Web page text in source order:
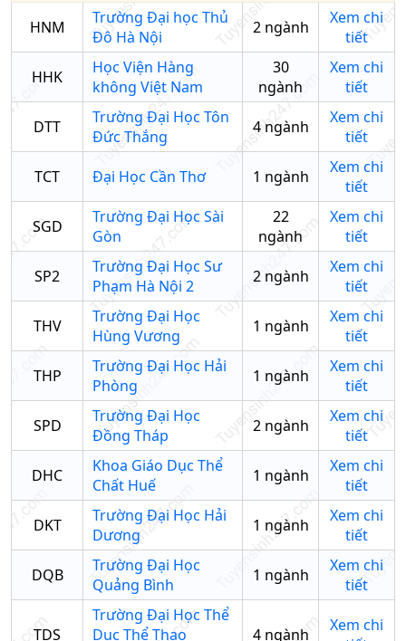
HNM
Trường Đại học Thủ
Đô Hà Nội
2ngành
Xem chi
tiết
HHK
Học Viện Hàng
không Việt Nam
30
ngành
Xem chi
tiết
DTT
Trường Đại Học Tôn
Đức Thắng
4ngành
Xem chi
tiết
TCT
Đại Học Cần Thơ 1 ngành
Xem chi
tiết
SGD
Trường Đại Học Sài
Gòn
22
ngành
Xem chi
tiết
SP2
Trường Đại Học Sư
Phạm Hà Nội 2
2ngành
Xem chi
tiết
THV
Trường Đại Học
Hùng Vương
1 ngành
Xem chi
tiết
THP
Trường Đại Học Hải
Phòng
1 ngành
Xem chi
tiết
SPD
Trường Đại Học
Đồng Tháp
2ngành
Xem chi
tiết
DHC
Khoa Giáo Dục Thể
Chất Huế
1 ngành
Xem chi
tiết
DKT
Trường Đại Học Hải
Dương
1 ngành
Xem chi
tiết
DQB
Trường Đại Học
Quảng Bình
1 ngành
Xem chi
tiết
TDS
Trường Đại Học Thể
Dục Thể Thao
4ngành
Xem chi